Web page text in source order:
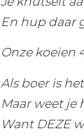
En hup daar
Onze koeien
Als boer is
Maar weet je
Want DEZE